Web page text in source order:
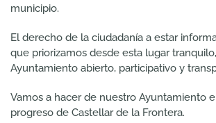
municipio.
El derecho de la ciudadanía a estar
que priorizamos desde esta lugar
Ayuntamiento abierto, participativo y
Vamos a hacer de nuestro Ayuntamiento
progreso de Castellar de la Frontera.